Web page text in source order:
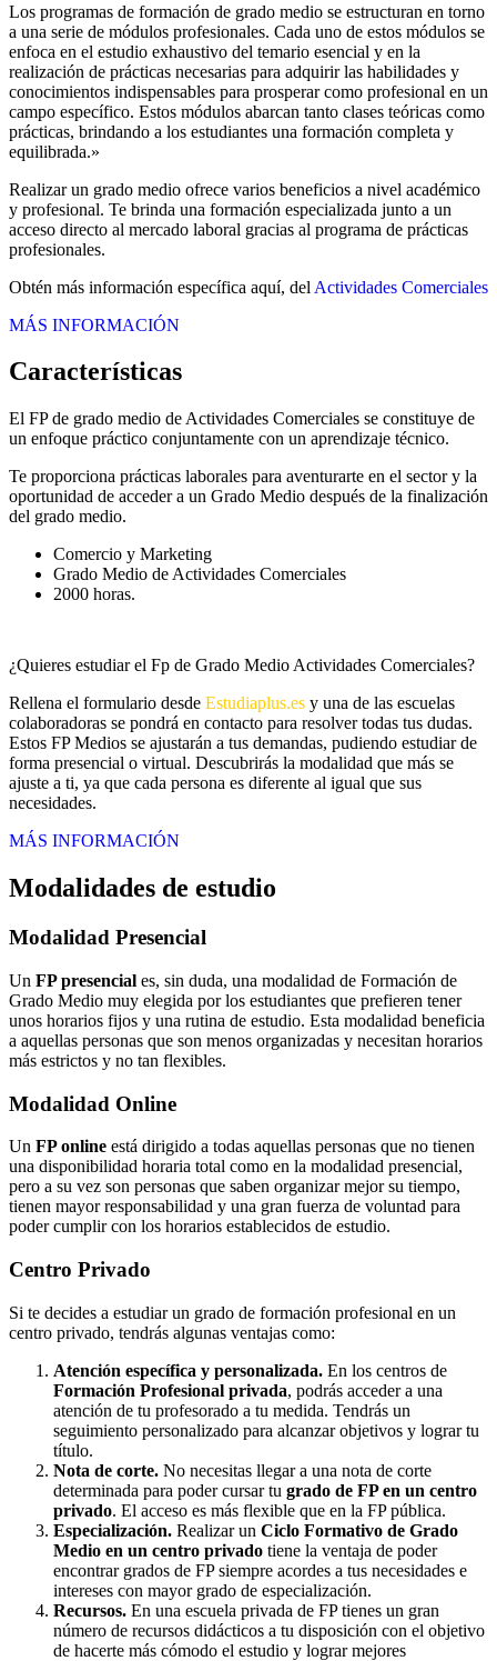
Los programas de formación de grado medio se estructuran en torno
a una serie de módulos profesionales. Cada uno de estos módulos se
enfoca en el estudio exhaustivo del temario esencial y en la
realización de prácticas necesarias para adquirir las habilidades y
conocimientos indispensables para prosperar como profesional en un
campo específico. Estos módulos abarcan tanto clases teóricas como
prácticas, brindando a los estudiantes una formación completa y
equilibrada.»
Realizar un grado medio ofrece varios beneficios a nivel académico
y profesional. Te brinda una formación especializada junto a un
acceso directo al mercado laboral gracias al programa de prácticas
profesionales.
Obtén más información específica aquí, del Actividades Comerciales
MÁS INFORMACIÓN
Características
El FP de grado medio de Actividades Comerciales se constituye de
un enfoque práctico conjuntamente con un aprendizaje técnico.
Te proporciona prácticas laborales para aventurarte en el sector y la
oportunidad de acceder a un Grado Medio después de la finalización
del grado medio.
Comercio y Marketing
Grado Medio de Actividades Comerciales
2000 horas.
¿Quieres estudiar el Fp de Grado Medio Actividades Comerciales?
Rellena el formulario desde Estudiaplus.es y una de las escuelas
colaboradoras se pondrá en contacto para resolver todas tus dudas.
Estos FP Medios se ajustarán a tus demandas, pudiendo estudiar de
forma presencial o virtual. Descubrirás la modalidad que más se
ajuste a ti, ya que cada persona es diferente al igual que sus
necesidades.
MÁS INFORMACIÓN
Modalidades de estudio
Modalidad Presencial
Un FP presencial es, sin duda, una modalidad de Formación de
Grado Medio muy elegida por los estudiantes que prefieren tener
unos horarios fijos y una rutina de estudio. Esta modalidad beneficia
a aquellas personas que son menos organizadas y necesitan horarios
más estrictos y no tan flexibles.
Modalidad Online
Un FP online está dirigido a todas aquellas personas que no tienen
una disponibilidad horaria total como en la modalidad presencial,
pero a su vez son personas que saben organizar mejor su tiempo,
tienen mayor responsabilidad y una gran fuerza de voluntad para
poder cumplir con los horarios establecidos de estudio.
Centro Privado
Si te decides a estudiar un grado de formación profesional en un
centro privado, tendrás algunas ventajas como:
Atención específica y personalizada. En los centros de
Formación Profesional privada, podrás acceder a una
atención de tu profesorado a tu medida. Tendrás un
seguimiento personalizado para alcanzar objetivos y lograr tu
título.
Nota de corte. No necesitas llegar a una nota de corte
determinada para poder cursar tu grado de FP en un centro
privado. El acceso es más flexible que en la FP pública.
Especialización. Realizar un Ciclo Formativo de Grado
Medio en un centro privado tiene la ventaja de poder
encontrar grados de FP siempre acordes a tus necesidades e
intereses con mayor grado de especialización.
Recursos. En una escuela privada de FP tienes un gran
número de recursos didácticos a tu disposición con el objetivo
de hacerte más cómodo el estudio y lograr mejores